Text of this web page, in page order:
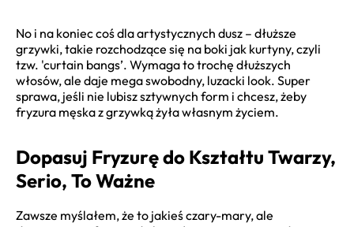
No i na koniec coś dla artystycznych dusz – dłuższe
grzywki, takie rozchodzące się na boki jak kurtyny, czyli
tzw. 'curtain bangs’. Wymaga to trochę dłuższych
włosów, ale daje mega swobodny, luzacki look. Super
sprawa, jeśli nie lubisz sztywnych form i chcesz, żeby
fryzura męska z grzywką żyła własnym życiem.
Dopasuj Fryzurę do Kształtu Twarzy,
Serio, To Ważne
Zawsze myślałem, że to jakieś czary-mary, ale